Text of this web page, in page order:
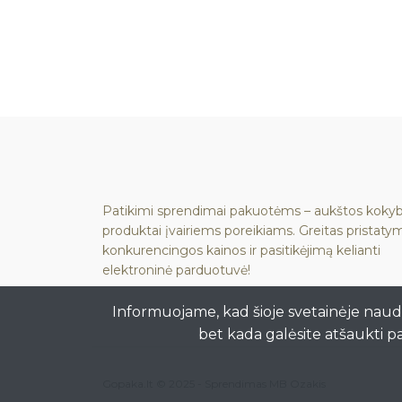
Patikimi sprendimai pakuotėms – aukštos
produktai įvairiems poreikiams. Greitas
konkurencingos kainos ir pasitikėjimą kelianti
elektroninė parduotuvė!
Informuojame, kad šioje svetainėje
bet kada galėsite atšaukti